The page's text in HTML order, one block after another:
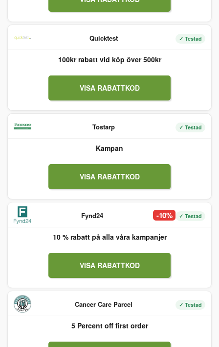
Quicktest ✓ Testad
100kr rabatt vid köp över 500kr
VISA RABATTKOD
Tostarp ✓ Testad
Kampan
VISA RABATTKOD
Fynd24 -10% ✓ Testad
10 % rabatt på alla våra kampanjer
VISA RABATTKOD
Cancer Care Parcel ✓ Testad
5 Percent off first order